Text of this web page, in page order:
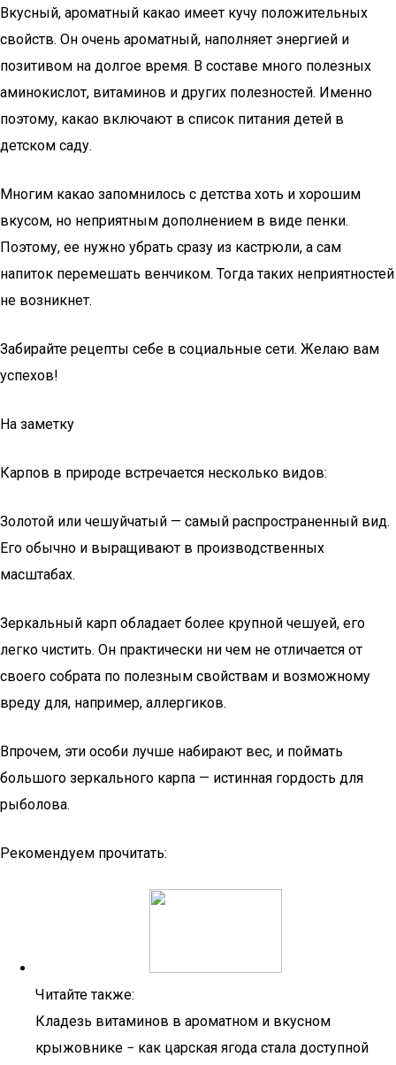
Вкусный, ароматный какао имеет кучу положительных
свойств. Он очень ароматный, наполняет энергией и
позитивом на долгое время. В составе много полезных
аминокислот, витаминов и других полезностей. Именно
поэтому, какао включают в список питания детей в
детском саду.
Многим какао запомнилось с детства хоть и хорошим
вкусом, но неприятным дополнением в виде пенки.
Поэтому, ее нужно убрать сразу из кастрюли, а сам
напиток перемешать венчиком. Тогда таких неприятностей
не возникнет.
Забирайте рецепты себе в социальные сети. Желаю вам
успехов!
На заметку
Карпов в природе встречается несколько видов:
Золотой или чешуйчатый — самый распространенный вид.
Его обычно и выращивают в производственных
масштабах.
Зеркальный карп обладает более крупной чешуей, его
легко чистить. Он практически ни чем не отличается от
своего собрата по полезным свойствам и возможному
вреду для, например, аллергиков.
Впрочем, эти особи лучше набирают вес, и поймать
большого зеркального карпа — истинная гордость для
рыболова.
Рекомендуем прочитать:
Читайте также:
Кладезь витаминов в ароматном и вкусном
крыжовнике − как царская ягода стала доступной